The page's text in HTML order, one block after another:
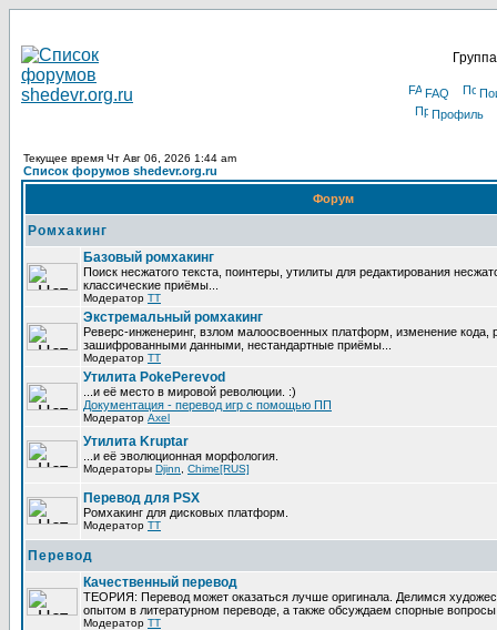
FAQ
Профиль
Текущее время Чт Авг 06, 2026 1:44 am
Список форумов shedevr.org.ru
Форум
Ромхакинг
Базовый ромхакинг
Поиск несжатого текста, поинтеры, утилиты для редактирования
классические приёмы...
Модератор TT
Экстремальный ромхакинг
Реверс-инженеринг, взлом малоосвоенных платформ, изменение кода,
зашифрованными данными, нестандартные приёмы...
Модератор TT
Утилита PokePerevod
...и её место в мировой революции. :)
Документация - перевод игр с помощью ПП
Модератор Axel
Утилита Kruptar
...и её эволюционная морфология.
Модераторы Djinn Chime[RUS]
Перевод для PSX
Ромхакинг для дисковых платформ.
Модератор TT
Перевод
Качественный перевод
ТЕОРИЯ: Перевод может оказаться лучше оригинала. Делимся
опытом в литературном переводе, а также обсуждаем спорные вопросы
Модератор TT